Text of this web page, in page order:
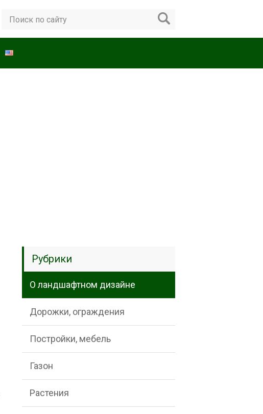
Рубрики
О ландшафтном дизайне
Дорожки, ограждения
Постройки, мебель
Газон
Растения